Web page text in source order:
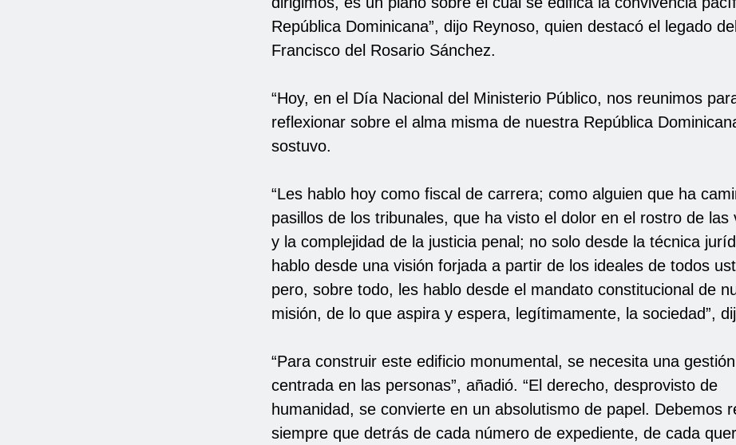
República Dominicana”, dijo Reynoso, quien destacó el legado
Francisco del Rosario Sánchez.
“Hoy, en el Día Nacional del Ministerio Público, nos reunimos
reflexionar sobre el alma misma de nuestra República
sostuvo.
“Les hablo hoy como fiscal de carrera; como alguien que ha
pasillos de los tribunales, que ha visto el dolor en el rostro de las
y la complejidad de la justicia penal; no solo desde la técnica
hablo desde una visión forjada a partir de los ideales de todos
pero, sobre todo, les hablo desde el mandato constitucional de
misión, de lo que aspira y espera, legítimamente, la sociedad”,
“Para construir este edificio monumental, se necesita una gestión
centrada en las personas”, añadió. “El derecho, desprovisto de
humanidad, se convierte en un absolutismo de papel. Debemos
siempre que detrás de cada número de expediente, de cada